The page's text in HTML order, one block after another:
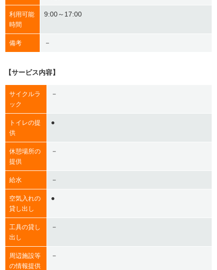
利用可能
時間
9:00～17:00
備考 －
【サービス内容】
サイクルラ
ック
－
トイレの提
供
●
休憩場所の
提供
－
給水 －
空気入れの
貸し出し
●
工具の貸し
出し
－
周辺施設等
の情報提供
－